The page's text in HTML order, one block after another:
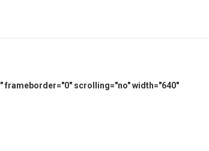
" frameborder="0" scrolling="no" width="640"